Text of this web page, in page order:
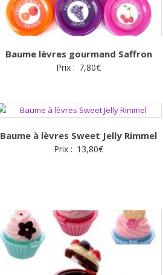
Baume lèvres gourmand Saffron
Prix : 7,80€
Baume à lèvres Sweet Jelly Rimmel
Prix : 13,80€